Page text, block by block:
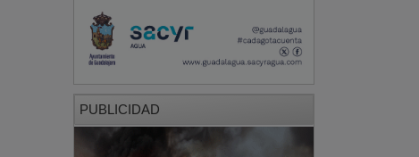
PUBLICIDAD